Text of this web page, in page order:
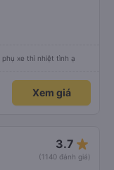
xe thì nhiệt tình ạ
Xem giá
3.7 star_rate
(1140 đánh giá)